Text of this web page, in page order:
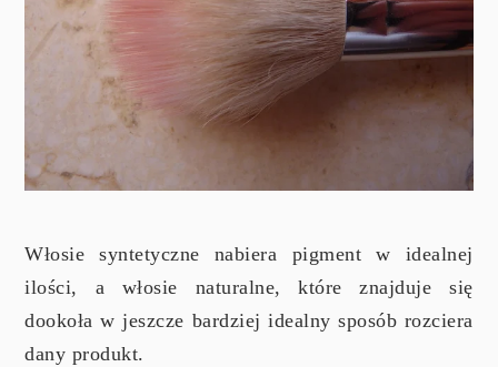
Włosie syntetyczne nabiera pigment w idealnej
ilości, a włosie naturalne, które znajduje się
dookoła w jeszcze bardziej idealny sposób rozciera
dany produkt.